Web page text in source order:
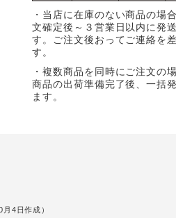
・当店に在庫のない商品の場
文確定後～３営業日以内に発
す。ご注文後おってご連絡を
す。
・複数商品を同時にご注文の
商品の出荷準備完了後、一括
ます。
4日作成）